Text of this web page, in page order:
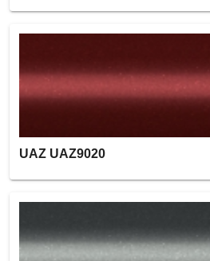
UAZ UAZ9020